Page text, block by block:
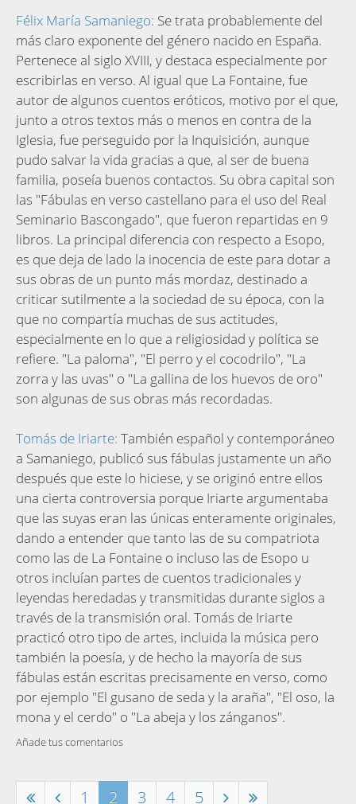
Félix María Samaniego: Se trata probablemente del
más claro exponente del género nacido en España.
Pertenece al siglo XVIII, y destaca especialmente por
escribirlas en verso. Al igual que La Fontaine, fue
autor de algunos cuentos eróticos, motivo por el que,
junto a otros textos más o menos en contra de la
Iglesia, fue perseguido por la Inquisición, aunque
pudo salvar la vida gracias a que, al ser de buena
familia, poseía buenos contactos. Su obra capital son
las "Fábulas en verso castellano para el uso del Real
Seminario Bascongado", que fueron repartidas en 9
libros. La principal diferencia con respecto a Esopo,
es que deja de lado la inocencia de este para dotar a
sus obras de un punto más mordaz, destinado a
criticar sutilmente a la sociedad de su época, con la
que no compartía muchas de sus actitudes,
especialmente en lo que a religiosidad y política se
refiere. "La paloma", "El perro y el cocodrilo", "La
zorra y las uvas" o "La gallina de los huevos de oro"
son algunas de sus obras más recordadas.
Tomás de Iriarte: También español y contemporáneo
a Samaniego, publicó sus fábulas justamente un año
después que este lo hiciese, y se originó entre ellos
una cierta controversia porque Iriarte argumentaba
que las suyas eran las únicas enteramente originales,
dando a entender que tanto las de su compatriota
como las de La Fontaine o incluso las de Esopo u
otros incluían partes de cuentos tradicionales y
leyendas heredadas y transmitidas durante siglos a
través de la transmisión oral. Tomás de Iriarte
practicó otro tipo de artes, incluida la música pero
también la poesía, y de hecho la mayoría de sus
fábulas están escritas precisamente en verso, como
por ejemplo "El gusano de seda y la araña", "El oso, la
mona y el cerdo" o "La abeja y los zánganos".
Añade tus comentarios
1 2 3 4 5